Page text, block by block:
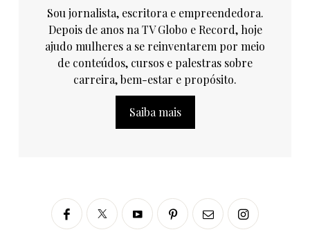
Sou jornalista, escritora e empreendedora.
Depois de anos na TV Globo e Record, hoje
ajudo mulheres a se reinventarem por meio
de conteúdos, cursos e palestras sobre
carreira, bem-estar e propósito.
Saiba mais